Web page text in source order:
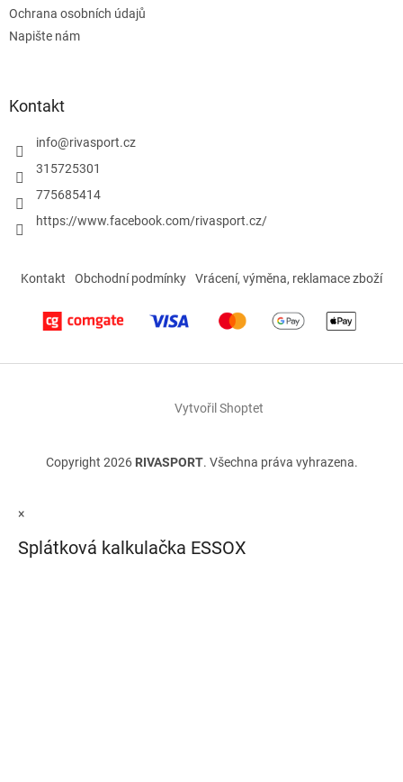
Ochrana osobních údajů
Napište nám
Kontakt
info@rivasport.cz
315725301
775685414
https://www.facebook.com/rivasport.cz/
Kontakt Obchodní podmínky Vrácení, výměna, reklamace zboží
Vytvořil Shoptet
Copyright 2026 RIVASPORT. Všechna práva vyhrazena.
×
Splátková kalkulačka ESSOX